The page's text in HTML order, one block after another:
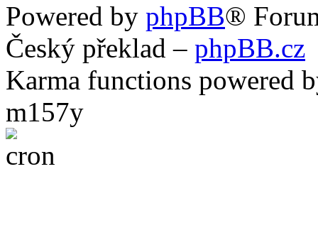
Powered by phpBB®
Český překlad – phpBB.cz
Karma functions powered
m157y